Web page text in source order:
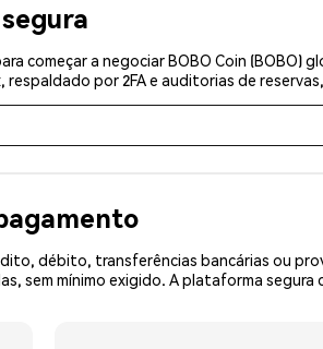
começar a negociar BOBO Coin
por 2FA e auditorias de
débito, transferências bancárias ou
sem mínimo exigido. A plataforma